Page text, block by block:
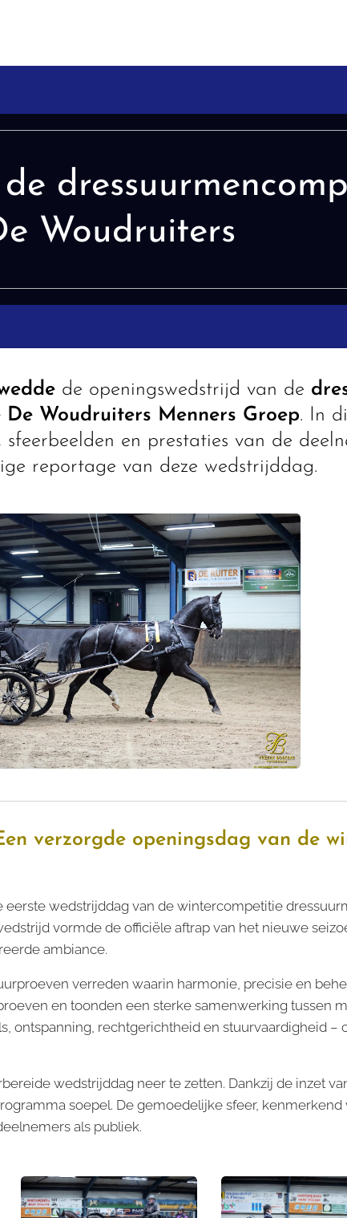
Woudruiters
de openingswedstrijd van de
De Woudruiters Menners Groep. In
en prestaties van de
reportage van deze wedstrijddag.
verzorgde openingsdag van de
wedstrijddag van de wintercompetitie
vormde de officiële aftrap van het nieuwe
ambiance.
verreden waarin harmonie, precisie en
en toonden een sterke samenwerking tussen
ontspanning, rechtgerichtheid en stuurvaardigheid –
wedstrijddag neer te zetten. Dankzij de inzet
soepel. De gemoedelijke sfeer,
als publiek.